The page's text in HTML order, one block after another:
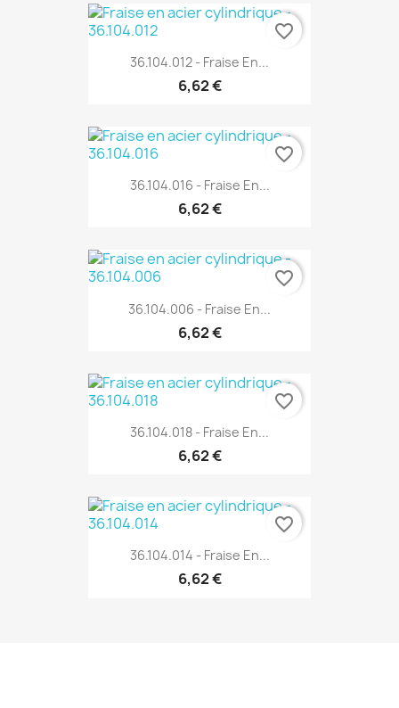
36.104.012 - Fraise En...
6,62 €
favorite_border
36.104.016 - Fraise En...
6,62 €
favorite_border
36.104.006 - Fraise En...
6,62 €
favorite_border
36.104.018 - Fraise En...
6,62 €
favorite_border
36.104.014 - Fraise En...
6,62 €
favorite_border